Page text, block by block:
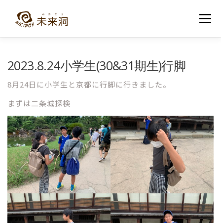
メニュー
2023.8.24小学生(30&31期生)行脚
8月24日に小学生と京都に行脚に行きました。
まずは二条城探検